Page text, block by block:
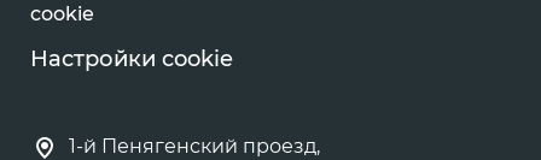
cookie
Настройки cookie
1-й Пенягенский проезд,